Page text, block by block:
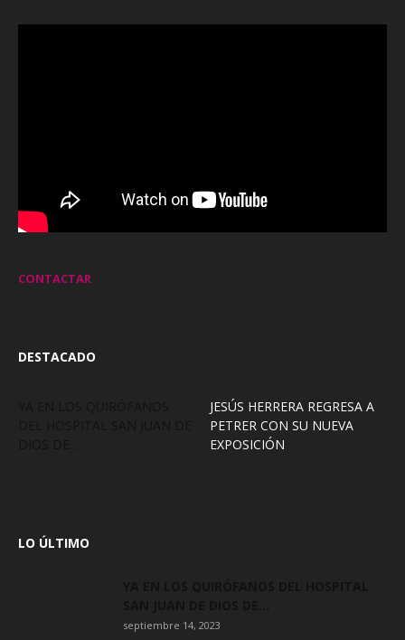
CONTACTAR
DESTACADO
JESÚS HERRERA REGRESA A
PETRER CON SU NUEVA
EXPOSICIÓN
LO ÚLTIMO
septiembre 14, 2023